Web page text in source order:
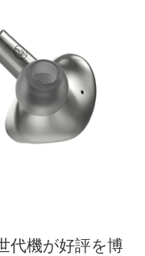
代機が好評を博